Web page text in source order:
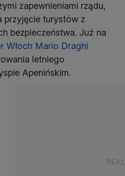
zapewnieniami rządu,
przyjęcie turystów z
bezpieczeństwa. Już na
Włoch Mario Draghi
letniego
Apenińskim.